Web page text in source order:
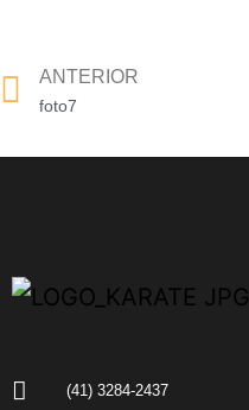
ANTERIOR
foto7
(41) 3284-2437